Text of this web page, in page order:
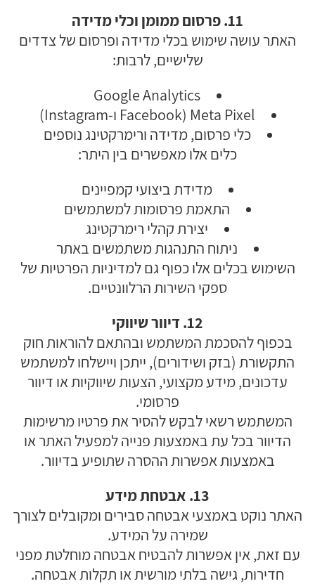
11. פרסום ממומן וכלי מדידה
האתר עושה שימוש בכלי מדידה ופרסום של צדדים
שלישיים, לרבות:
Google Analytics
Meta Pixel (Facebook ו-Instagram)
כלי פרסום, מדידה ורימרקטינג נוספים
כלים אלו מאפשרים בין היתר:
מדידת ביצועי קמפיינים
התאמת פרסומות למשתמשים
יצירת קהלי רימרקטינג
ניתוח התנהגות משתמשים באתר
השימוש בכלים אלו כפוף גם למדיניות הפרטיות של
ספקי השירות הרלוונטיים.
12. דיוור שיווקי
בכפוף להסכמת המשתמש ובהתאם להוראות חוק
התקשורת (בזק ושידורים), ייתכן ויישלחו למשתמש
עדכונים, מידע מקצועי, הצעות שיווקיות או דיוור
פרסומי.
המשתמש רשאי לבקש להסיר את פרטיו מרשימות
הדיוור בכל עת באמצעות פנייה למפעיל האתר או
באמצעות אפשרות ההסרה שתופיע בדיוור.
13. אבטחת מידע
האתר נוקט באמצעי אבטחה סבירים ומקובלים לצורך
שמירה על המידע.
עם זאת, אין אפשרות להבטיח אבטחה מוחלטת מפני
חדירות, גישה בלתי מורשית או תקלות אבטחה.